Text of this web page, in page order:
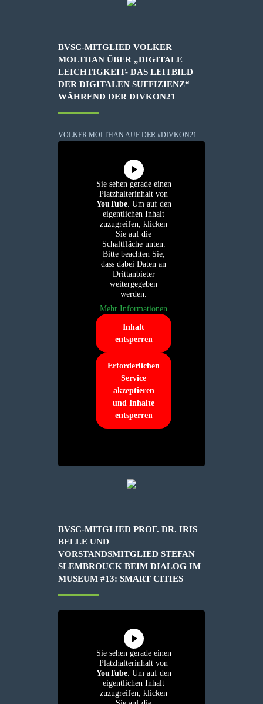
BVSC-MITGLIED VOLKER
MOLTHAN ÜBER „DIGITALE
LEICHTIGKEIT- DAS LEITBILD
DER DIGITALEN SUFFIZIENZ“
WÄHREND DER DIVKON21
VOLKER MOLTHAN AUF DER #DIVKON21
Sie sehen gerade einen
Platzhalterinhalt von
YouTube. Um auf den
eigentlichen Inhalt
zuzugreifen, klicken
Sie auf die
Schaltfläche unten.
Bitte beachten Sie,
dass dabei Daten an
Drittanbieter
weitergegeben
werden.
Mehr Informationen
Inhalt
entsperren
Erforderlichen
Service
akzeptieren
und Inhalte
entsperren
BVSC-MITGLIED PROF. DR. IRIS
BELLE UND
VORSTANDSMITGLIED STEFAN
SLEMBROUCK BEIM DIALOG IM
MUSEUM #13: SMART CITIES
Sie sehen gerade einen
Platzhalterinhalt von
YouTube. Um auf den
eigentlichen Inhalt
zuzugreifen, klicken